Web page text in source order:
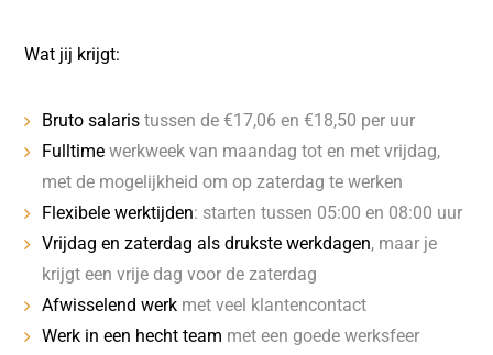
Wat jij krijgt:
Bruto salaris tussen de €17,06 en €18,50 per uur
Fulltime werkweek van maandag tot en met vrijdag,
met de mogelijkheid om op zaterdag te werken
Flexibele werktijden: starten tussen 05:00 en 08:00 uur
Vrijdag en zaterdag als drukste werkdagen, maar je
krijgt een vrije dag voor de zaterdag
Afwisselend werk met veel klantencontact
Werk in een hecht team met een goede werksfeer